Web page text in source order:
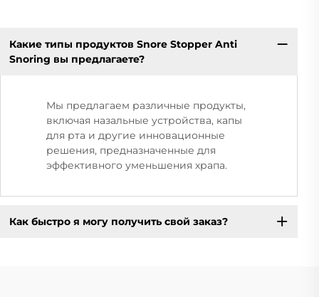
Какие типы продуктов Snore Stopper Anti
Snoring вы предлагаете?
Мы предлагаем различные продукты,
включая назальные устройства, капы
для рта и другие инновационные
решения, предназначенные для
эффективного уменьшения храпа.
Как быстро я могу получить свой заказ?